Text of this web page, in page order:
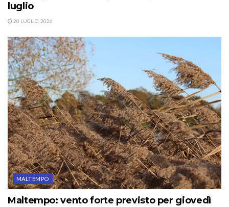
luglio
20 LUGLIO, 2026
MALTEMPO
Maltempo: vento forte previsto per giovedì